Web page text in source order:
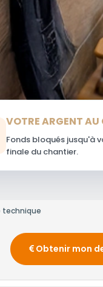
VOTRE ARGENT
Fonds bloqués jusqu'à
finale du chantier.
technique
Obtenir mon